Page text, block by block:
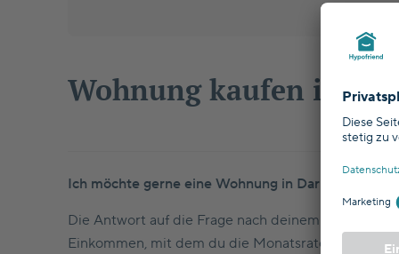
Wohnung kaufen in
Ich möchte gerne eine Wohnung in Darmstadt
Die Antwort auf die Frage nach deinem Budget
Einkommen, mit dem du die Monatsrate zahlst